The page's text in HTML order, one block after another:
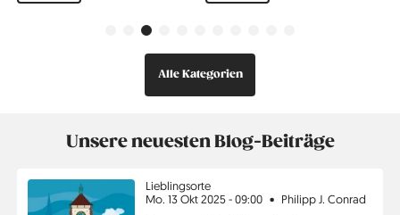
Alle Kategorien
Unsere neuesten Blog-Beiträge
Thema
Lieblingsorte
Mo. 13 Okt 2025 - 09:00
Philipp J. Conrad